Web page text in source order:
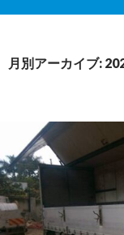
へ
ッ
月別アーカイブ: